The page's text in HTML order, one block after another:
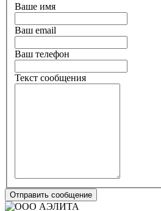
Ваше имя
Ваш email
Ваш телефон
Текст сообщения